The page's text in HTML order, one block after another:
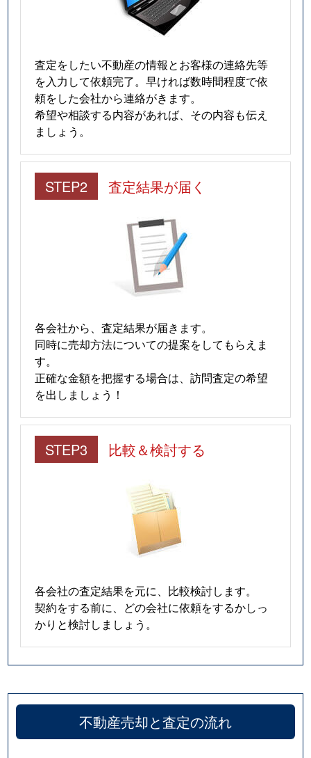
査定をしたい不動産の情報とお客様の連絡先等
を入力して依頼完了。早ければ数時間程度で依
頼をした会社から連絡がきます。
希望や相談する内容があれば、その内容も伝え
ましょう。
STEP2 査定結果が届く
各会社から、査定結果が届きます。
同時に売却方法についての提案をしてもらえま
す。
正確な金額を把握する場合は、訪問査定の希望
を出しましょう！
STEP3 比較＆検討する
各会社の査定結果を元に、比較検討します。
契約をする前に、どの会社に依頼をするかしっ
かりと検討しましょう。
不動産売却と査定の流れ